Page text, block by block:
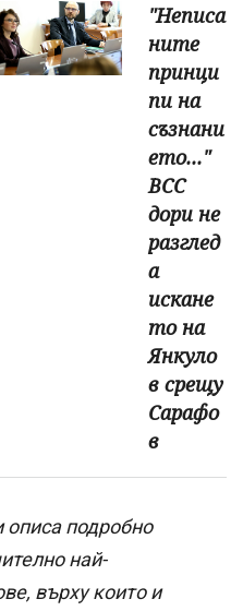
"Неписа
ните
принци
пи на
съзнани
ето..."
ВСС
дори не
разглед
а
искане
то на
Янкуло
в срещу
Сарафо
в
подробно
най-
върху които и